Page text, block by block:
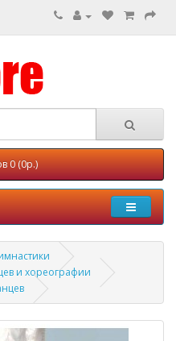
0 (0р.)
и хореографии